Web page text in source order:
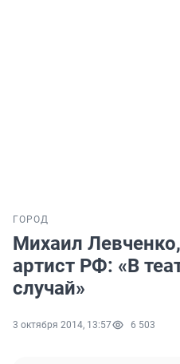
ГОРОД
Михаил
артист РФ: «В
случай»
3 октября 2014, 13:57 6 503